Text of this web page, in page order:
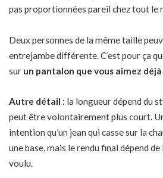
pas proportionnées pareil chez tout le
Deux personnes de la même taille
entrejambe différente. C’est pour ça
sur un pantalon que vous aimez déjà
Autre détail : la longueur dépend du
peut être volontairement plus court.
intention qu’un jean qui casse sur la
une base, mais le rendu final dépend
voulu.